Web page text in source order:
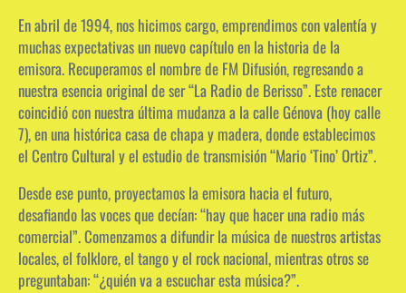
En abril de 1994, nos hicimos cargo, emprendimos con valentía y
muchas expectativas un nuevo capítulo en la historia de la
emisora. Recuperamos el nombre de FM Difusión, regresando a
nuestra esencia original de ser “La Radio de Berisso”. Este renacer
coincidió con nuestra última mudanza a la calle Génova (hoy calle
7), en una histórica casa de chapa y madera, donde establecimos
el Centro Cultural y el estudio de transmisión “Mario ‘Tino’ Ortiz”.
Desde ese punto, proyectamos la emisora hacia el futuro,
desafiando las voces que decían: “hay que hacer una radio más
comercial”. Comenzamos a difundir la música de nuestros artistas
locales, el folklore, el tango y el rock nacional, mientras otros se
preguntaban: “¿quién va a escuchar esta música?”.